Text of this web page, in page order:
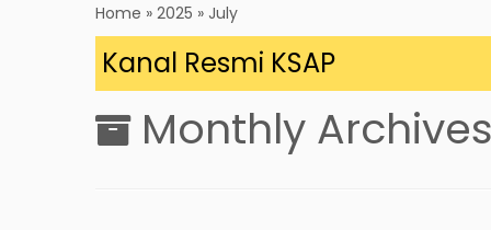
Home » 2025 » July
di Kanal Resmi KSAP
Monthly